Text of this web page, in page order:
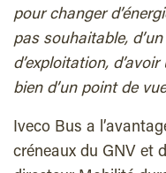
pour changer
pas souhaitable,
d’exploitation,
bien d’un point de
Iveco Bus a
créneaux du GNV et